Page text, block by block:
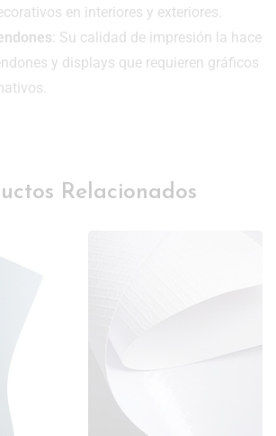
en interiores y exteriores.
: Su calidad de impresión la hace
y displays que requieren gráficos
Relacionados